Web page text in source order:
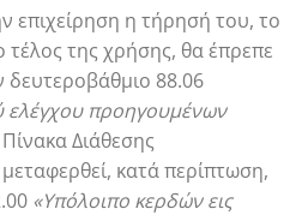
επιχείρηση η τήρησή του, το
της χρήσης, θα έπρεπε
δευτεροβάθμιο 88.06
ελέγχου προηγουμένων
Διάθεσης
κατά περίπτωση,
«Υπόλοιπο κερδών εις